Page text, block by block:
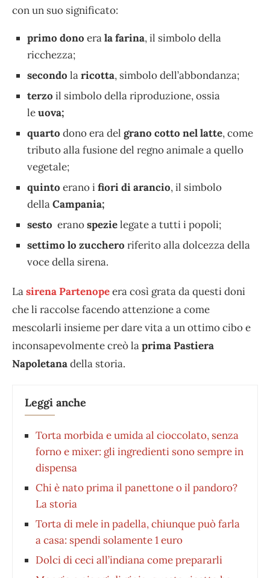
con un suo significato:
primo dono erala farina, il simbolo della
ricchezza;
secondo laricotta, simbolo dell’abbondanza;
terzo il simbolo della riproduzione, ossia
leuova;
quarto dono era del grano cotto nellatte, come
tributo alla fusione del regno animale a quello
vegetale;
quinto erano ifiori di arancio, il simbolo
dellaCampania;
sesto eranospezielegate a tutti i popoli;
settimo lo zucchero riferito alla dolcezza della
voce della sirena.
Lasirena Partenopeera così grata da questi doni
che li raccolse facendo attenzione a come
mescolarli insieme per dare vita a un ottimo cibo e
inconsapevolmente creò laprima Pastiera
Napoletanadella storia.
Leggi anche
Torta morbida e umida al cioccolato, senza
forno e mixer: gli ingredienti sono sempre in
dispensa
Chi è nato prima il panettone o il pandoro?
La storia
Torta di mele in padella, chiunque può farla
a casa: spendi solamente 1 euro
Dolci di ceci all’indiana come prepararli